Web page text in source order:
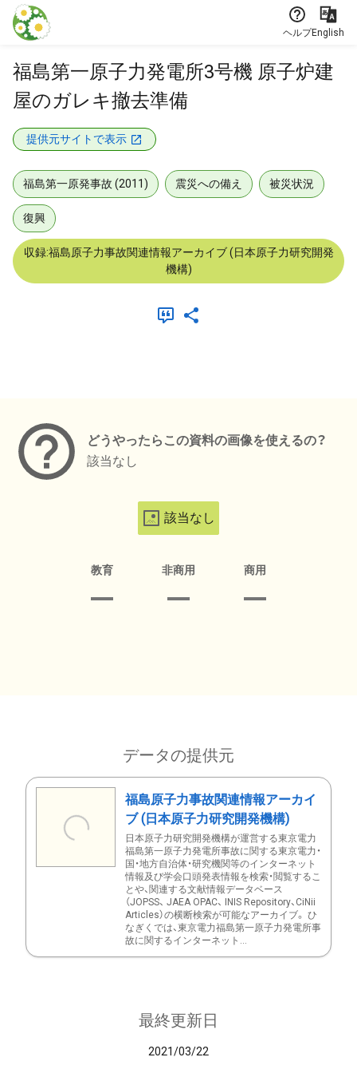
本文に飛ぶ
ヘルプEnglish
福島第一原子力発電所3号機 原子炉建
屋のガレキ撤去準備
提供元サイトで表示
福島第一原発事故 (2011) 震災への備え 被災状況
復興
収録:福島原子力事故関連情報アーカイブ (日本原子力研究開発
機構)
どうやったらこの資料の画像を使えるの？
該当なし
該当なし
教育 非商用 商用
データの提供元
福島原子力事故関連情報アーカイ
ブ (日本原子力研究開発機構)
日本原子力研究開発機構が運営する東京電力
福島第一原子力発電所事故に関する東京電力・
国・地方自治体・研究機関等のインターネット
情報及び学会口頭発表情報を検索・閲覧するこ
とや、関連する文献情報データベース
（JOPSS、 JAEA OPAC、 INIS Repository、CiNii
Articles）の横断検索が可能なアーカイブ。 ひ
なぎくでは、東京電力福島第一原子力発電所事
故に関するインターネット...
最終更新日
2021/03/22